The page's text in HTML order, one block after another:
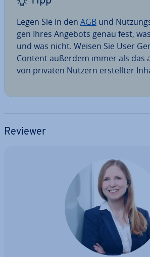
Legen Sie in den AGB und
gen Ihres Angebots genau fest,
und was nicht. Weisen Sie User
Content außerdem immer als das
von privaten Nutzern er­stell­ter
Reviewer